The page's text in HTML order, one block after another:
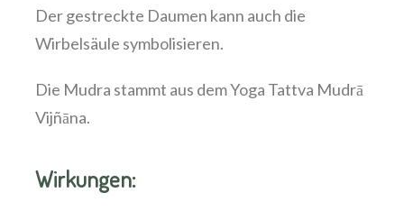
Der gestreckte Daumen kann auch die
Wirbelsäule symbolisieren.
Die Mudra stammt aus dem Yoga Tattva Mudrā
Vijñāna.
Wirkungen: